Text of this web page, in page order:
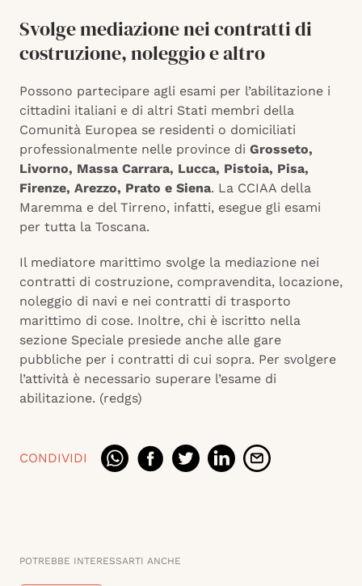
Svolge mediazione nei contratti di
costruzione, noleggio e altro
Possono partecipare agli esami per l’abilitazione i
cittadini italiani e di altri Stati membri della
Comunità Europea se residenti o domiciliati
professionalmente nelle province di Grosseto,
Livorno, Massa Carrara, Lucca, Pistoia, Pisa,
Firenze, Arezzo, Prato e Siena. La CCIAA della
Maremma e del Tirreno, infatti, esegue gli esami
per tutta la Toscana.
Il mediatore marittimo svolge la mediazione nei
contratti di costruzione, compravendita, locazione,
noleggio di navi e nei contratti di trasporto
marittimo di cose. Inoltre, chi è iscritto nella
sezione Speciale presiede anche alle gare
pubbliche per i contratti di cui sopra. Per svolgere
l’attività è necessario superare l’esame di
abilitazione. (redgs)
CONDIVIDI
POTREBBE INTERESSARTI ANCHE